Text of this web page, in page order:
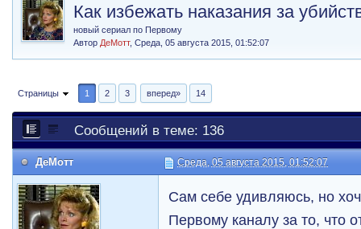
Как избежать наказания за
новый сериал по Первому
Автор ДеМотт,Среда, 05 августа 2015, 01:52:07
Страницы 1 2 3 вперед» 14
Сообщений в теме: 136
ДеМотт Среда, 05 августа 2015, 01:52:07
Сам себе удивляюсь, но
Первому каналу за то, что